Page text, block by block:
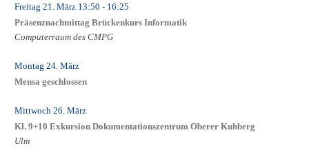
Freitag 21. März 13:50 - 16:25
Präsenznachmittag Brückenkurs Informatik
Computerraum des CMPG
Montag 24. März
Mensa geschlossen
Mittwoch 26. März
Kl. 9+10 Exkursion Dokumentationszentrum Oberer Kuhberg
Ulm